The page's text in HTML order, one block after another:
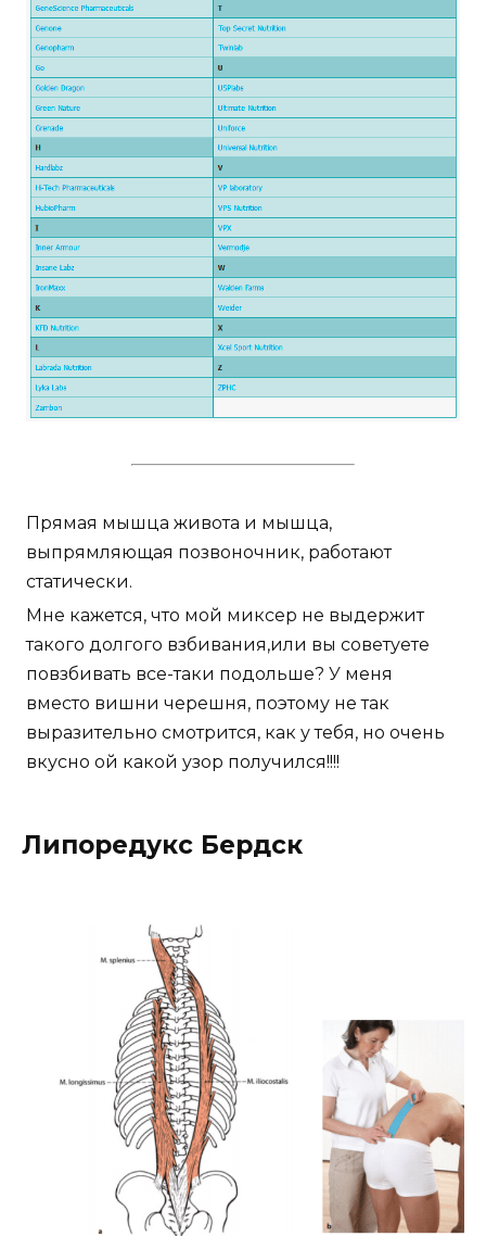
Прямая мышца живота и мышца,
выпрямляющая позвоночник, работают
статически.
Мне кажется, что мой миксер не выдержит
такого долгого взбивания,или вы советуете
повзбивать все-таки подольше? У меня
вместо вишни черешня, поэтому не так
выразительно смотрится, как у тебя, но очень
вкусно ой какой узор получился!!!!
Липоредукс Бердск